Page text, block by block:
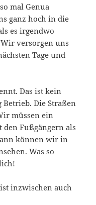
mal Genua
ganz hoch in die
es irgendwo
versorgen uns
Tage und
Das ist kein
Die Straßen
müssen ein
Fußgängern als
können wir in
Was so
inzwischen auch